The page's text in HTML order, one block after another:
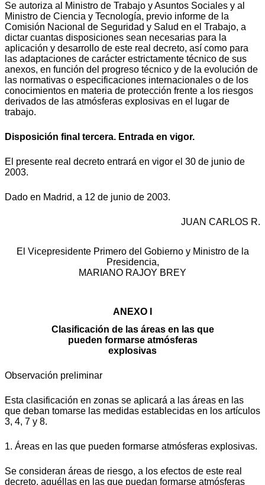
Se autoriza al Ministro de Trabajo y Asuntos Sociales y al
Ministro de Ciencia y Tecnología, previo informe de la
Comisión Nacional de Seguridad y Salud en el Trabajo, a
dictar cuantas disposiciones sean necesarias para la
aplicación y desarrollo de este real decreto, así como para
las adaptaciones de carácter estrictamente técnico de sus
anexos, en función del progreso técnico y de la evolución de
las normativas o especificaciones internacionales o de los
conocimientos en materia de protección frente a los riesgos
derivados de las atmósferas explosivas en el lugar de
trabajo.
Disposición final tercera. Entrada en vigor.
El presente real decreto entrará en vigor el 30 de junio de
2003.
Dado en Madrid, a 12 de junio de 2003.
JUAN CARLOS R.
El Vicepresidente Primero del Gobierno y Ministro de la
Presidencia,
MARIANO RAJOY BREY
ANEXO I
Clasificación de las áreas en las que
pueden formarse atmósferas
explosivas
Observación preliminar
Esta clasificación en zonas se aplicará a las áreas en las
que deban tomarse las medidas establecidas en los artículos
3, 4, 7 y 8.
1. Áreas en las que pueden formarse atmósferas explosivas.
Se consideran áreas de riesgo, a los efectos de este real
decreto, aquéllas en las que puedan formarse atmósferas